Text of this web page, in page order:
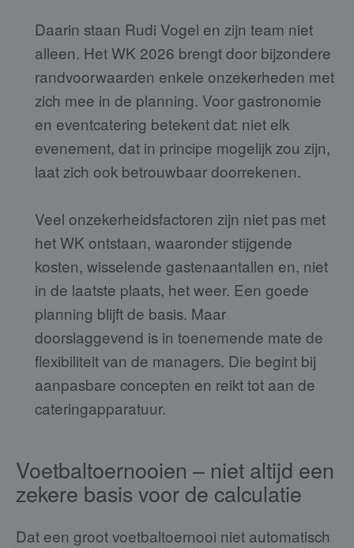
Daarin staan Rudi Vogel en zijn team niet
alleen. Het WK 2026 brengt door bijzondere
randvoorwaarden enkele onzekerheden met
zich mee in de planning. Voor gastronomie
en eventcatering betekent dat: niet elk
evenement, dat in principe mogelijk zou zijn,
laat zich ook betrouwbaar doorrekenen.
Veel onzekerheidsfactoren zijn niet pas met
het WK ontstaan, waaronder stijgende
kosten, wisselende gastenaantallen en, niet
in de laatste plaats, het weer. Een goede
planning blijft de basis. Maar
doorslaggevend is in toenemende mate de
flexibiliteit van de managers. Die begint bij
aanpasbare concepten en reikt tot aan de
cateringapparatuur.
Voetbaltoernooien – niet altijd een
zekere basis voor de calculatie
Dat een groot voetbaltoernooi niet automatisch